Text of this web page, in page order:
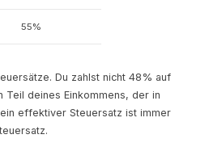
55%
Du zahlst nicht 48% auf
Teil deines Einkommens, der in
effektiver Steuersatz ist immer